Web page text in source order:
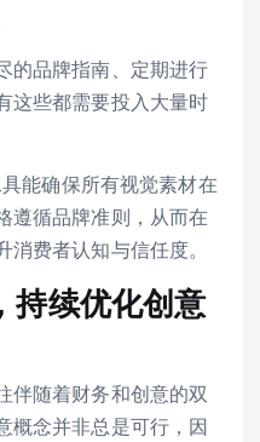
的品牌指南、定期进行
这些都需要投入大量时
能确保所有视觉素材在
遵循品牌准则，从而在
费者认知与信任度。
持续优化创意
伴随着财务和创意的双
概念并非总是可行，因